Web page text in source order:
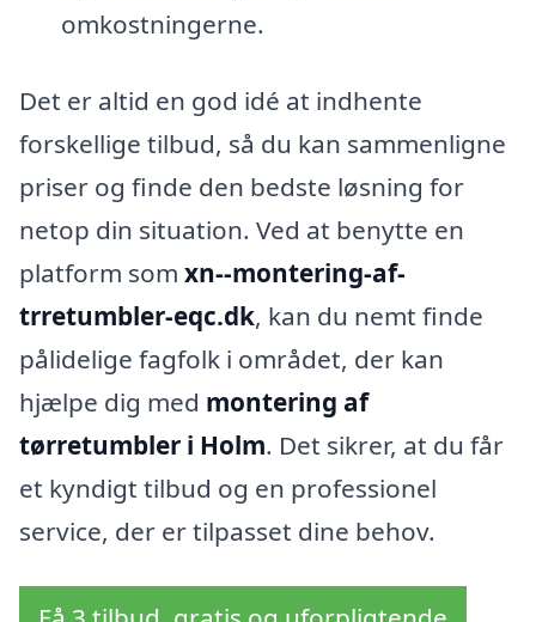
omkostningerne.
Det er altid en god idé at indhente
forskellige tilbud, så du kan sammenligne
priser og finde den bedste løsning for
netop din situation. Ved at benytte en
platform som xn--montering-af-
trretumbler-eqc.dk, kan du nemt finde
pålidelige fagfolk i området, der kan
hjælpe dig med montering af
tørretumbler i Holm. Det sikrer, at du får
et kyndigt tilbud og en professionel
service, der er tilpasset dine behov.